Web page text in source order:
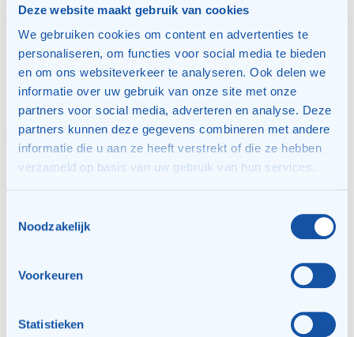
Deze website maakt gebruik van cookies
We gebruiken cookies om content en advertenties te
personaliseren, om functies voor social media te bieden
en om ons websiteverkeer te analyseren. Ook delen we
informatie over uw gebruik van onze site met onze
partners voor social media, adverteren en analyse. Deze
partners kunnen deze gegevens combineren met andere
informatie die u aan ze heeft verstrekt of die ze hebben
verzameld op basis van uw gebruik van hun services.
Noodzakelijk
Voorkeuren
Statistieken
Tennis vrijdagavond: 10 teams GD-8&9 / 10 teams
DD/HD
Tennis zaterdag: 14 teams
Tennis zondag: 14 teams (incl. jeugd)
Afgelopen seizoen (najaar) zijn er 6 teams uitgeloot
op de vrijdagavond padel en 1 team op vrijdagavond
tennis.
In het voorjaar waren er 4 teams op de vrijdagavond
tennis (HD/DD)
noodzakelijk bij overinschrijving, een loting
de hoogte gesteld en krijgen de mogelijkheid om voor